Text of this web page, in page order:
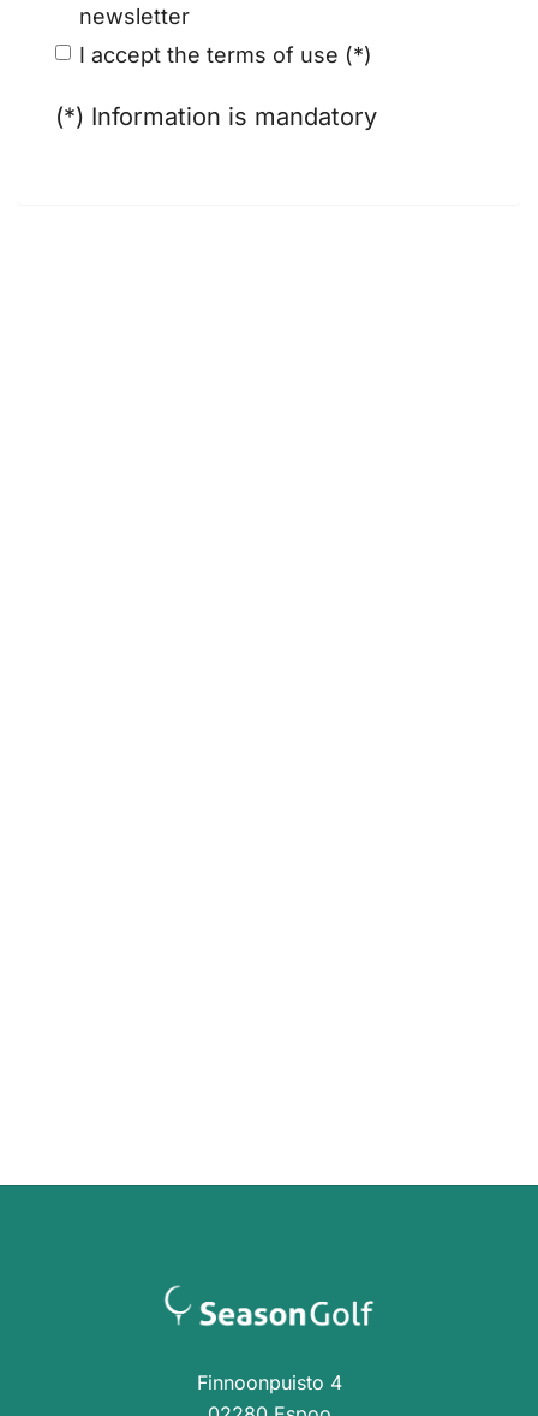
newsletter
I accept the terms of use (*)
(*) Information is mandatory
Finnoonpuisto 4